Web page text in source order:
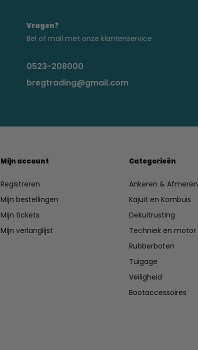
Vragen?
Bel of mail met onze klantenservice
0523-208000
bregtrading@gmail.com
Mijn account
Registreren
Mijn bestellingen
Mijn tickets
Mijn verlanglijst
Categorieën
Ankeren & Afmeren
Kajuit en Kombuis
Dekuitrusting
Techniek en motor
Rubberboten
Tuigage
Veiligheid
Bootaccessoires